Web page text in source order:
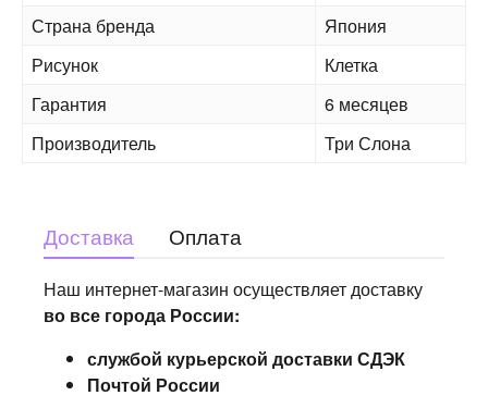
Страна бренда
Япония
Рисунок
Клетка
Гарантия
6 месяцев
Производитель
Три Слона
Доставка Оплата
Наш интернет-магазин осуществляет доставку
во все города России:
службой курьерской доставки СДЭК
Почтой России